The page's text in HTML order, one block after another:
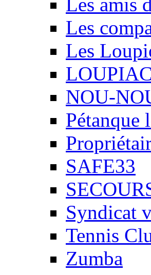
Les amis
Les
Les
NOU-
Pétanque
SAFE33
Syndicat
Tennis
Zumba